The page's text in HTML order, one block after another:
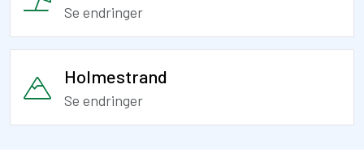
Se endringer
Holmestrand
Se endringer